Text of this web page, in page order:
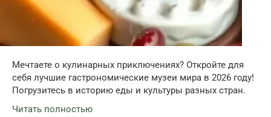
Мечтаете о кулинарных приключениях? Откройте для
себя лучшие гастрономические музеи мира в 2026 году!
Погрузитесь в историю еды и культуры разных стран.
Читать полностью